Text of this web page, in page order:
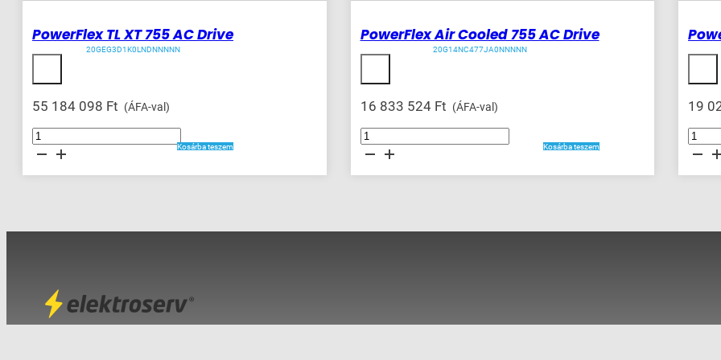
PowerFlex TL XT 755 AC Drive
20GEG3D1K0LNDNNNNN
55 184 098 Ft (ÁFA-val)
PowerFlex
TL
755
Drive
Kosárba teszem
PowerFlex Air Cooled 755 AC Drive
20G14NC477JA0NNNNN
16 833 524 Ft (ÁFA-val)
PowerFlex
Air
755
Drive
Kosárba teszem
19
Air
755
Drive